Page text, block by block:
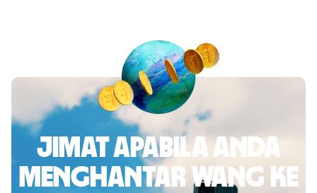
Jimat apabila anda
menghantar wang ke